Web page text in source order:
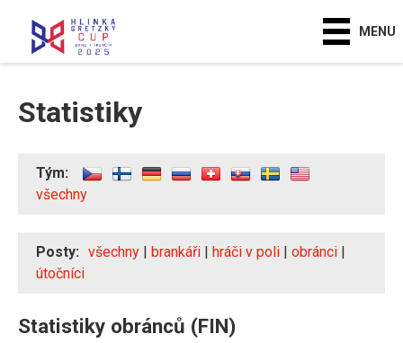
MENU
Statistiky
Tým:
všechny
Posty: všechny | brankáři | hráči v poli | obránci |
útočníci
Statistiky obránců (FIN)